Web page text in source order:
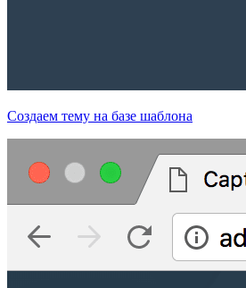
Создаем тему на базе шаблона